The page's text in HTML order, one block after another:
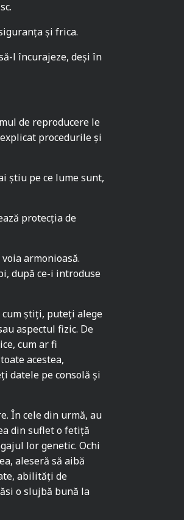
și frica.
l încurajeze, deși în
de reproducere le
procedurile și
știu pe ce lume sunt,
protecția de
armonioasă.
după ce-i introduse
știți, puteți alege
aspectul fizic. De
cum ar fi
acestea,
datele pe consolă și
În cele din urmă, au
din suflet o fetiță
lor genetic. Ochi
aleseră să aibă
abilități de
o slujbă bună la